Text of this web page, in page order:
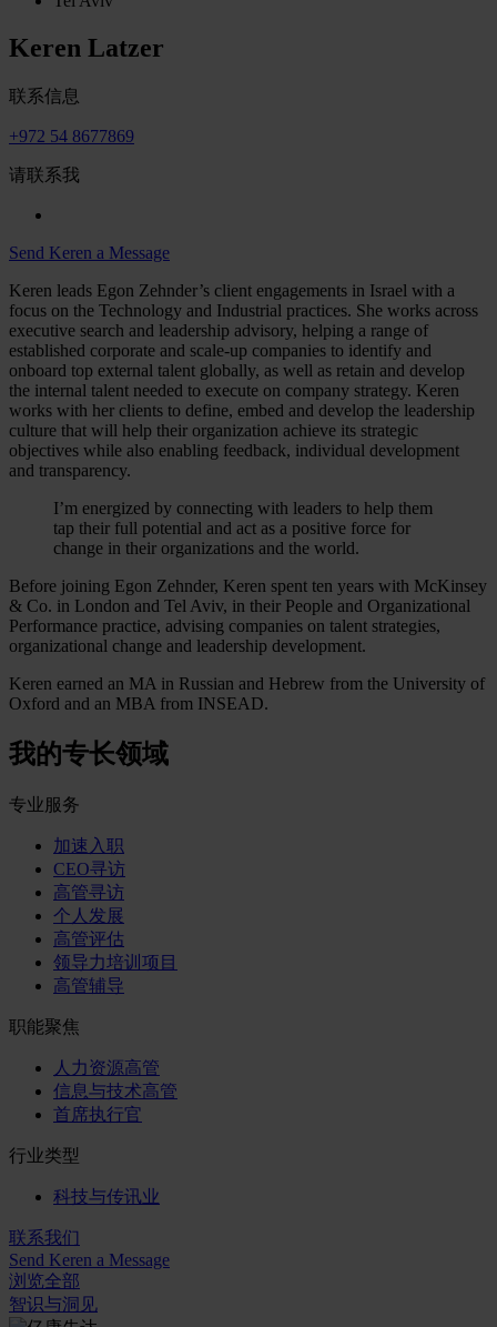
Keren Latzer
联系信息
+972 54 8677869
请联系我
Send Keren a Message
Keren leads Egon Zehnder’s client engagements in Israel with a
focus on the Technology and Industrial practices. She works across
executive search and leadership advisory, helping a range of
established corporate and scale-up companies to identify and
onboard top external talent globally, as well as retain and develop
the internal talent needed to execute on company strategy. Keren
works with her clients to define, embed and develop the leadership
culture that will help their organization achieve its strategic
objectives while also enabling feedback, individual development
and transparency.
I’m energized by connecting with leaders to help them
tap their full potential and act as a positive force for
change in their organizations and the world.
Before joining Egon Zehnder, Keren spent ten years with McKinsey
& Co. in London and Tel Aviv, in their People and Organizational
Performance practice, advising companies on talent strategies,
organizational change and leadership development.
Keren earned an MA in Russian and Hebrew from the University of
Oxford and an MBA from INSEAD.
我的专长领域
专业服务
加速入职
CEO寻访
高管寻访
个人发展
高管评估
领导力培训项目
高管辅导
职能聚焦
人力资源高管
信息与技术高管
首席执行官
行业类型
科技与传讯业
联系我们
Send Keren a Message
浏览全部
智识与洞见